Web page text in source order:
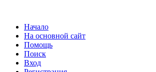
Начало
На основной сайт
Помощь
Поиск
Вход